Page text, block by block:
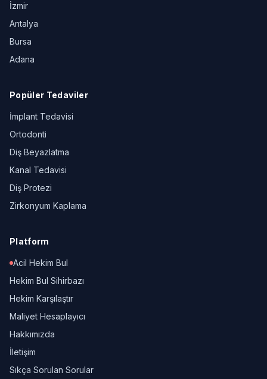
İzmir
Antalya
Bursa
Adana
Popüler Tedaviler
İmplant Tedavisi
Ortodonti
Diş Beyazlatma
Kanal Tedavisi
Diş Protezi
Zirkonyum Kaplama
Platform
Acil Hekim Bul
Hekim Bul Sihirbazı
Hekim Karşılaştır
Maliyet Hesaplayıcı
Hakkımızda
İletişim
Sıkça Sorulan Sorular